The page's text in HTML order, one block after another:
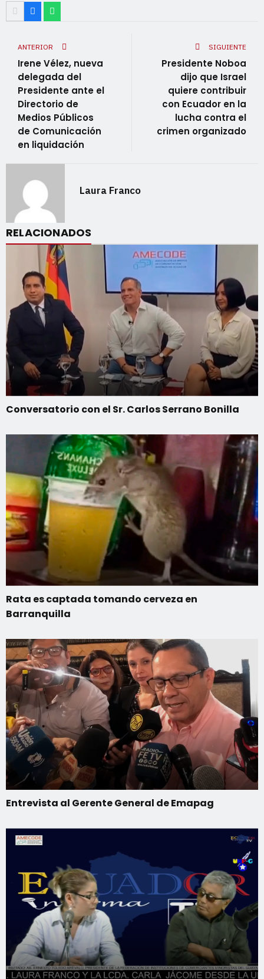
ANTERIOR
Irene Vélez, nueva
delegada del
Presidente ante el
Directorio de
Medios Públicos
de Comunicación
en liquidación
SIGUIENTE
Presidente Noboa
dijo que Israel
quiere contribuir
con Ecuador en la
lucha contra el
crimen organizado
Laura Franco
RELACIONADOS
Conversatorio con el Sr. Carlos Serrano Bonilla
Rata es captada tomando cerveza en
Barranquilla
Entrevista al Gerente General de Emapag